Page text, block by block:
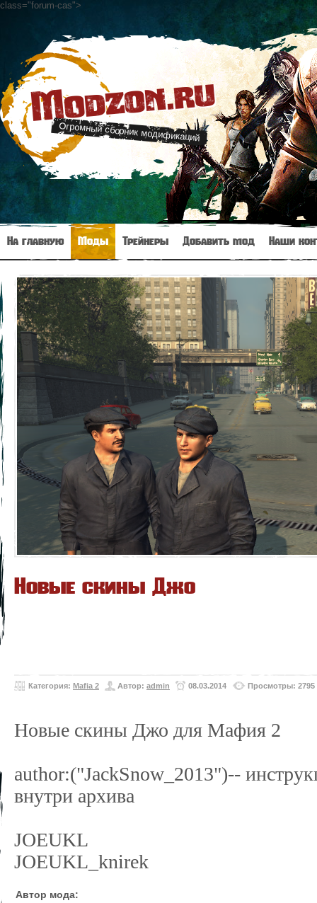
class="forum-cas">
Modzon.ru
Огромный сборник модификаций
На главную Моды Трейнеры Добавить мод Наши
Новые скины Джо
Категория: Mafia 2 Автор: admin 08.03.2014 Просмотры: 2795
Новые скины Джо для Мафия 2
author:("JackSnow_2013")--
внутри архива
JOEUKL
JOEUKL_knirek
Автор мода: